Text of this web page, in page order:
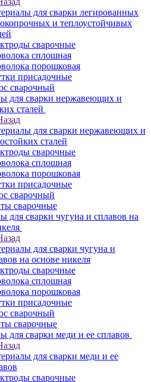
для сварки легированных
и теплоустойчивых
сварочные
сплошная
порошковая
присадочные
сварочный
для сварки нержавеющих и
сталей
для сварки нержавеющих и
сталей
сварочные
сплошная
порошковая
присадочные
сварочный
сварочные
для сварки чугуна и сплавов на
для сварки чугуна и
на основе никеля
сварочные
сплошная
порошковая
присадочные
сварочный
сварочные
для сварки меди и ее сплавов
для сварки меди и ее
сварочные